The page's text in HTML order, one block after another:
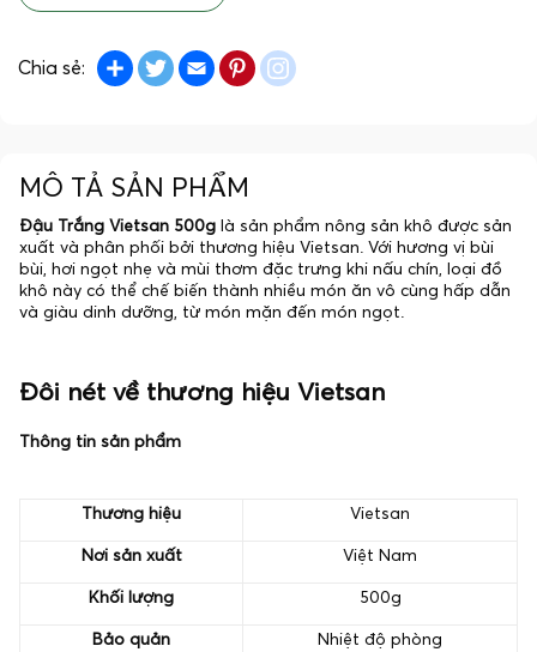
Chia sẻ: Share TwitterEmail Pinterest
MÔ TẢ SẢN PHẨM
Đậu Trắng Vietsan 500g là sản phẩm nông sản khô được sản
xuất và phân phối bởi thương hiệu Vietsan. Với hương vị bùi
bùi, hơi ngọt nhẹ và mùi thơm đặc trưng khi nấu chín, loại đồ
khô này có thể chế biến thành nhiều món ăn vô cùng hấp dẫn
và giàu dinh dưỡng, từ món mặn đến món ngọt.
Đôi nét về thương hiệu Vietsan
Thông tin sản phẩm
Thương hiệu Vietsan
Nơi sản xuất Việt Nam
Khối lượng 500g
Bảo quản Nhiệt độ phòng